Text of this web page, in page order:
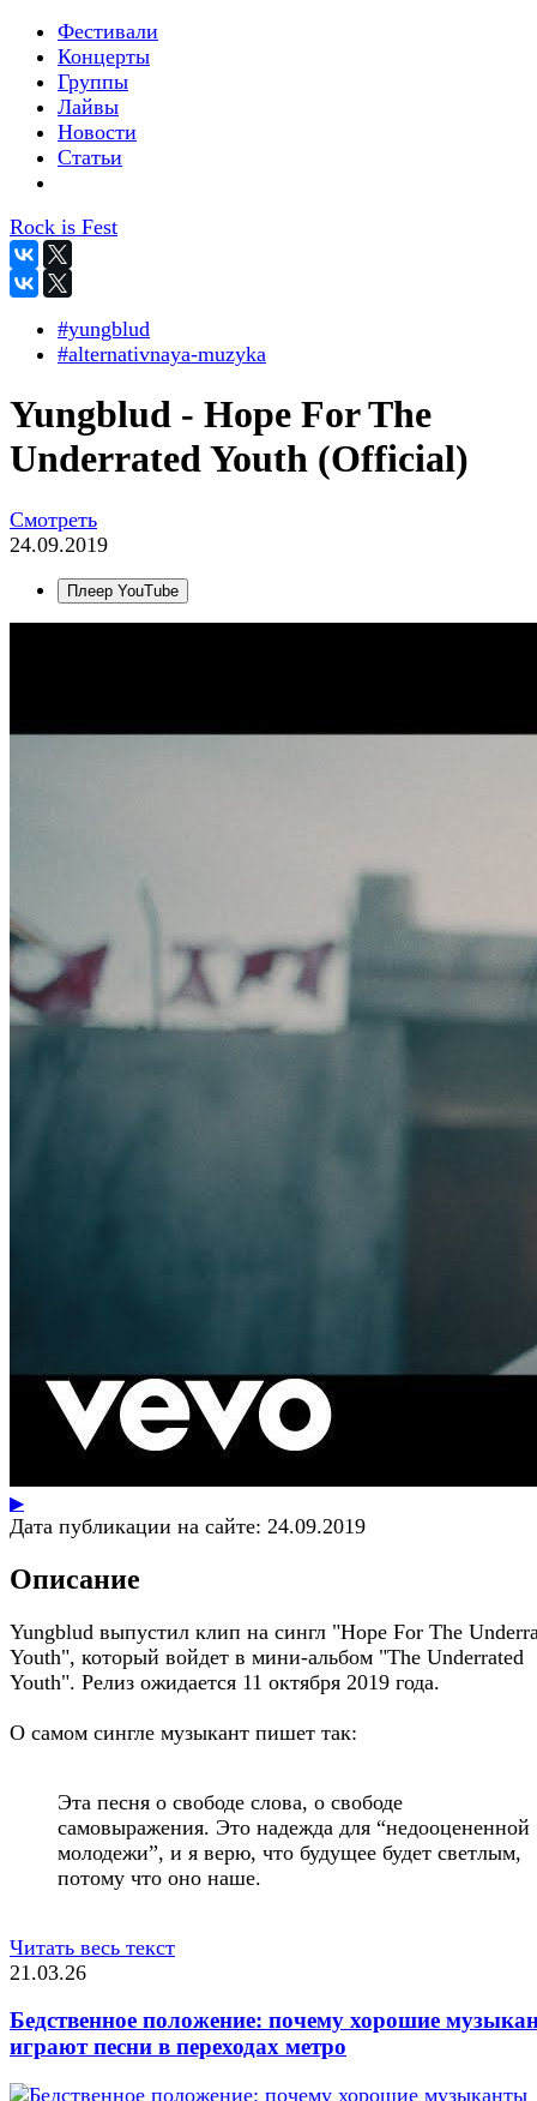
Фестивали
Концерты
Группы
Лайвы
Новости
Статьи
Rock is Fest
#yungblud
#alternativnaya-muzyka
Yungblud - Hope For The
Underrated Youth (Official)
Смотреть
24.09.2019
Плеер YouTube
▶
Дата публикации на сайте: 24.09.2019
Описание
Yungblud выпустил клип на сингл "Hope For The
Youth", который войдет в мини-альбом "The Underrated
Youth". Релиз ожидается 11 октября 2019 года.
О самом сингле музыкант пишет так:
Эта песня о свободе слова, о свободе
самовыражения. Это надежда для “недооцененной
молодежи”, и я верю, что будущее будет светлым,
потому что оно наше.
Читать весь текст
21.03.26
Бедственное положение: почему хорошие
играют песни в переходах метро